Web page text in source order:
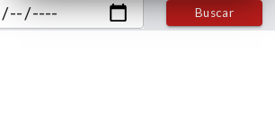
Buscar